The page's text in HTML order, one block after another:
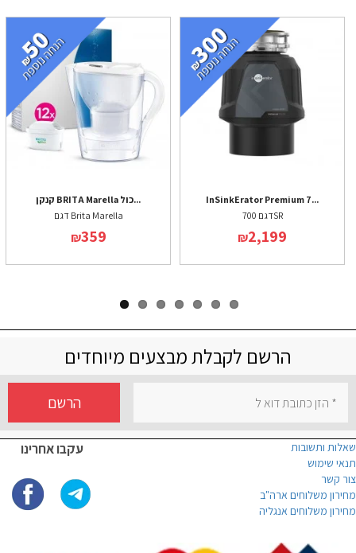
קנקן BRITA Marella כול...
דגם Brita Marella
₪359
InSinkErator Premium 7...
דגם 700SR
₪2,199
הרשם לקבלת מבצעים מיוחדים
הרשם
עקבו אחרינו
שאלות ותשובות
תנאי שימוש
צור קשר
מחירון משלוחים ארה"ב
מחירון משלוחים אנגליה